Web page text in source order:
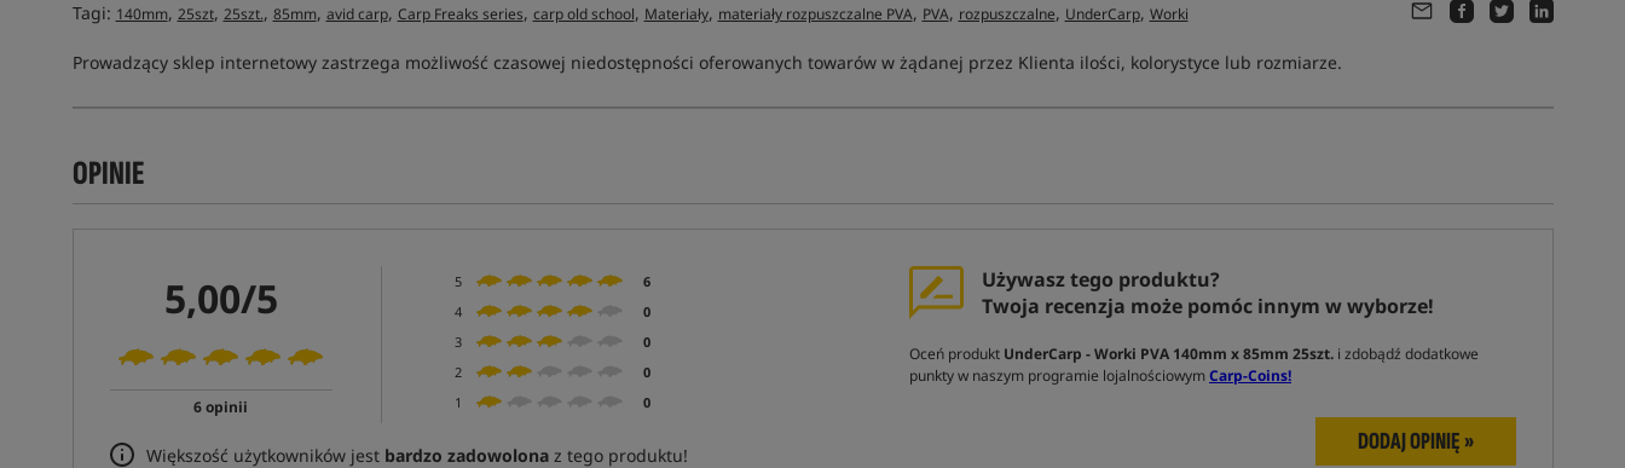
Tagi: 140mm, 25szt, 25szt., 85mm, avid carp, Carp Freaks series, carp old school, Materiały, materiały rozpuszczalne PVA, PVA, rozpuszczalne, UnderCarp, Worki
Prowadzący sklep internetowy zastrzega możliwość czasowej niedostępności oferowanych towarów w żądanej przez Klienta ilości, kolorystyce lub rozmiarze.
OPINIE
5,00/5
6 opinii
5
6
4
0
3
0
2
0
1
0
Większość użytkowników jest bardzo zadowolonaz tego produktu!
Używasz tego produktu?
Twoja recenzja może pomóc innym w wyborze!
Oceń produkt UnderCarp - Worki PVA 140mm x 85mm 25szt. i zdobądź dodatkowe
punkty w naszym programie lojalnościowymCarp-Coins!
DODAJ OPINIĘ »